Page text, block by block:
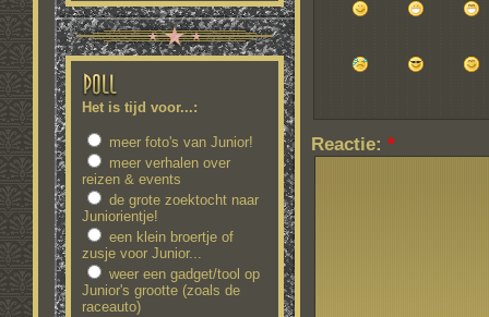
Het is tijd voor...:
meer foto's van Junior!
meer verhalen over
reizen & events
de grote zoektocht naar
Juniorientje!
een klein broertje of
zusje voor Junior...
weer een gadget/tool op
Junior's grootte (zoals de
raceauto)
Reactie: *